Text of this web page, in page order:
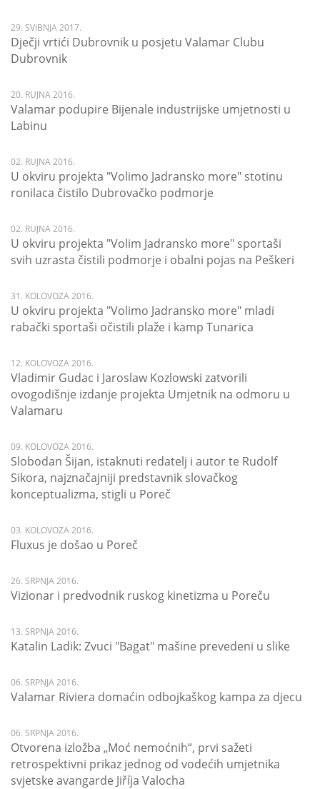
29. SVIBNJA 2017.
Dječji vrtići Dubrovnik u posjetu Valamar Clubu
Dubrovnik
20. RUJNA 2016.
Valamar podupire Bijenale industrijske umjetnosti u
Labinu
02. RUJNA 2016.
U okviru projekta "Volimo Jadransko more" stotinu
ronilaca čistilo Dubrovačko podmorje
02. RUJNA 2016.
U okviru projekta "Volim Jadransko more" sportaši
svih uzrasta čistili podmorje i obalni pojas na Peškeri
31. KOLOVOZA 2016.
U okviru projekta "Volimo Jadransko more" mladi
rabački sportaši očistili plaže i kamp Tunarica
12. KOLOVOZA 2016.
Vladimir Gudac i Jaroslaw Kozlowski zatvorili
ovogodišnje izdanje projekta Umjetnik na odmoru u
Valamaru
09. KOLOVOZA 2016.
Slobodan Šijan, istaknuti redatelj i autor te Rudolf
Sikora, najznačajniji predstavnik slovačkog
konceptualizma, stigli u Poreč
03. KOLOVOZA 2016.
Fluxus je došao u Poreč
26. SRPNJA 2016.
Vizionar i predvodnik ruskog kinetizma u Poreču
13. SRPNJA 2016.
Katalin Ladik: Zvuci "Bagat" mašine prevedeni u slike
06. SRPNJA 2016.
Valamar Riviera domaćin odbojkaškog kampa za djecu
06. SRPNJA 2016.
Otvorena izložba „Moć nemoćnih“, prvi sažeti
retrospektivni prikaz jednog od vodećih umjetnika
svjetske avangarde Jiříja Valocha